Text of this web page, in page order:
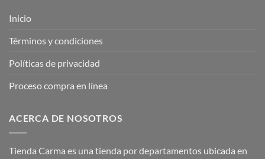
Inicio
Términos y condiciones
Políticas de privacidad
Proceso compra en línea
ACERCA DE NOSOTROS
Tienda Carma es una tienda por departamentos ubicada en